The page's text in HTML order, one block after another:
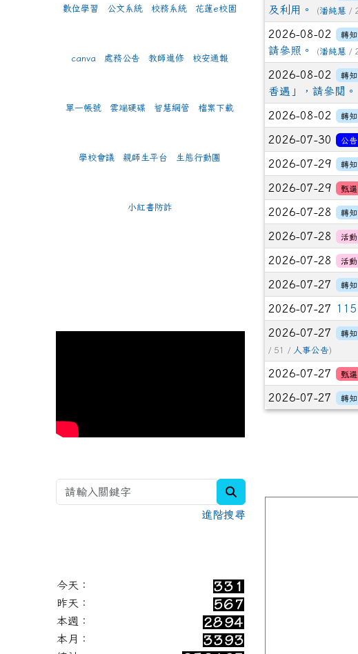
數位學習 公文系統 校務系統 花蓮e校園
canva 處務公告 教師進修 校安通報
單一帳號 雲端硬碟 智慧網管 檔案下載
學校會議 親師生平台 生態行動團
小紅書防詐
進階搜尋
今天：
昨天：
本週：
本月：
2026-05-20 狂
式演說 第二名
名、402方柏崴
2026-04-25 狂
and Tell競賽獲得
2026-04-24
師的指導及同學
2026-03-27 狂
及利用。
(潘純慧 /
2026-08-02 轉知
請參照。
(潘純慧 /
2026-08-02 轉知
香遇」，請參閱。
2026-08-02 轉知
2026-07-30 公告
2026-07-29 轉知
2026-07-29 甄選
2026-07-28 轉知
2026-07-28 活動
2026-07-28 活動
2026-07-27 轉知
2026-07-27 115
2026-07-27 轉知
/ 51 / 人事公告)
2026-07-27 甄選
2026-07-27 轉知